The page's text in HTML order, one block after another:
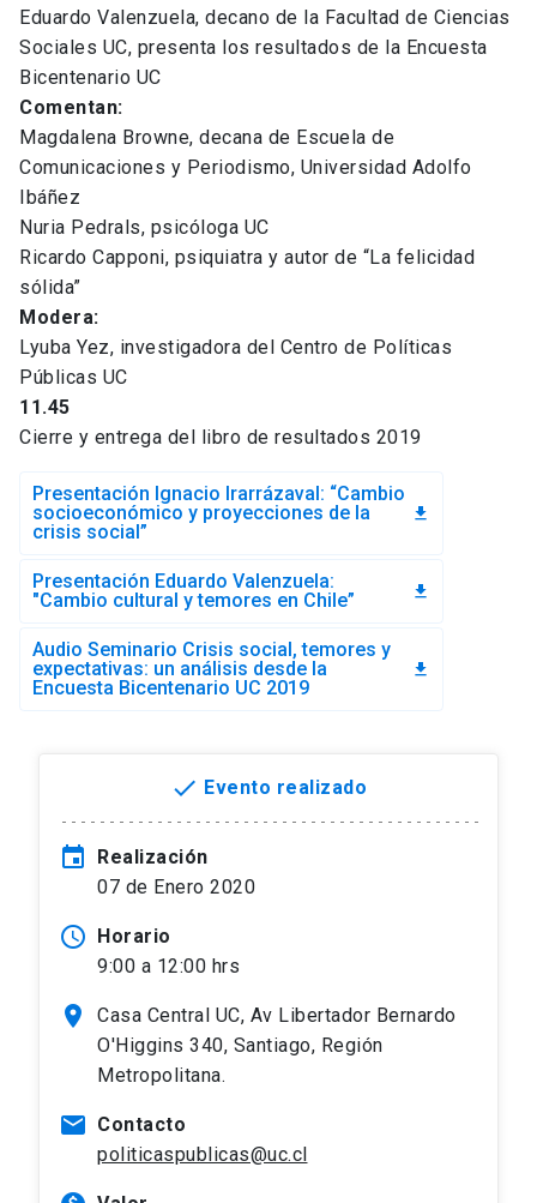
Eduardo Valenzuela, decano de la Facultad de Ciencias
Sociales UC, presenta los resultados de la Encuesta
Bicentenario UC
Comentan:
Magdalena Browne, decana de Escuela de
Comunicaciones y Periodismo, Universidad Adolfo
Ibáñez
Nuria Pedrals, psicóloga UC
Ricardo Capponi, psiquiatra y autor de “La felicidad
sólida”
Modera:
Lyuba Yez, investigadora del Centro de Políticas
Públicas UC
11.45
Cierre y entrega del libro de resultados 2019
Presentación Ignacio Irarrázaval: “Cambio
socioeconómico y proyecciones de la
crisis social”
file_download
Presentación Eduardo Valenzuela:
"Cambio cultural y temores en Chile”
file_download
Audio Seminario Crisis social, temores y
expectativas: un análisis desde la
Encuesta Bicentenario UC 2019
file_download
done Evento realizado
event
Realización
07 de Enero 2020
access_time Horario
9:00 a 12:00 hrs
location_on
Casa Central UC, Av Libertador Bernardo
O'Higgins 340, Santiago, Región
Metropolitana.
mail Contacto
politicaspublicas@uc.cl